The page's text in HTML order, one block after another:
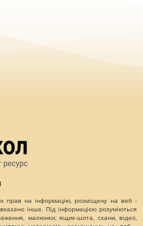
прав на інформацію, розміщену на веб -
інше. Під інформацією розуміються
малюнки, ящик-шота, скани, відео,